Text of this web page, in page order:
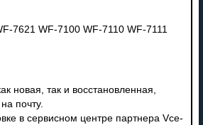
7621 WF-7100 WF-7110 WF-7111
новая, так и восстановленная,
почту.
в сервисном центре партнера Vce-